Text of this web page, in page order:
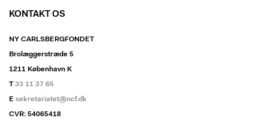
KONTAKT OS
NY CARLSBERGFONDET
Brolæggerstræde 5
1211 København K
T33 11 37 65
E sekretariatet@ncf.dk
CVR: 54065418